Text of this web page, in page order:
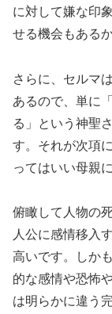
に対して嫌な印
せる機会もある
さらに、セルマ
あるので、単に
る」という神聖
す。それが次項
ってはいい母親
俯瞰して人物の
人公に感情移入
高いです。しか
的な感情や恐怖
は明らかに違う